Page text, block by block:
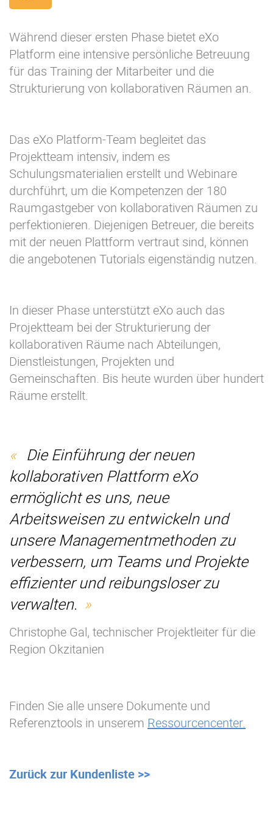
Während dieser ersten Phase bietet eXo
Platform eine intensive persönliche Betreuung
für das Training der Mitarbeiter und die
Strukturierung von kollaborativen Räumen an.
Das eXo Platform-Team begleitet das
Projektteam intensiv, indem es
Schulungsmaterialien erstellt und Webinare
durchführt, um die Kompetenzen der 180
Raumgastgeber von kollaborativen Räumen zu
perfektionieren. Diejenigen Betreuer, die bereits
mit der neuen Plattform vertraut sind, können
die angebotenen Tutorials eigenständig nutzen.
In dieser Phase unterstützt eXo auch das
Projektteam bei der Strukturierung der
kollaborativen Räume nach Abteilungen,
Dienstleistungen, Projekten und
Gemeinschaften. Bis heute wurden über hundert
Räume erstellt.
Die Einführung der neuen
kollaborativen Plattform eXo
ermöglicht es uns, neue
Arbeitsweisen zu entwickeln und
unsere Managementmethoden zu
verbessern, um Teams und Projekte
effizienter und reibungsloser zu
verwalten.
Christophe Gal, technischer Projektleiter für die
Region Okzitanien
Finden Sie alle unsere Dokumente und
Referenztools in unserem Ressourcencenter.
Zurück zur Kundenliste >>